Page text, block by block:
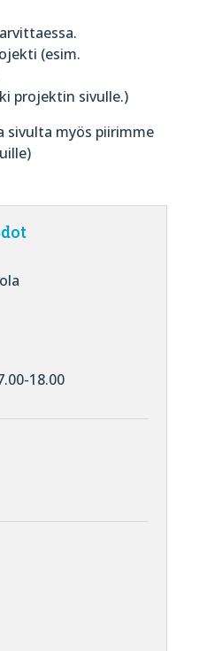
(esim.
projektin sivulle.)
sivulta myös piirimme
18.00